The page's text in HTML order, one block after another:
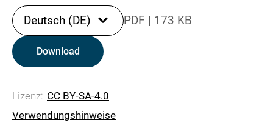
Deutsch (DE) PDF | 173 KB
Download
Lizenz: CC BY-SA-4.0
Verwendungshinweise